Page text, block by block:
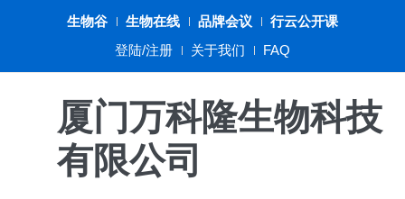
生物谷 生物在线 品牌会议
行云公开课
登陆/注册
关于我们 FAQ
厦门万科隆生物科技
有限公司